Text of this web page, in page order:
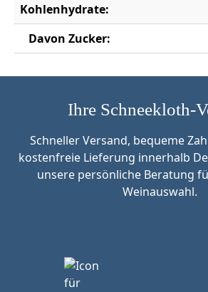
Kohlenhydrate:
Davon Zucker:
Ihre Schneekloth-
Schneller Versand, bequeme
kostenfreie Lieferung innerhalb
unsere persönliche Beratung
Weinauswahl.